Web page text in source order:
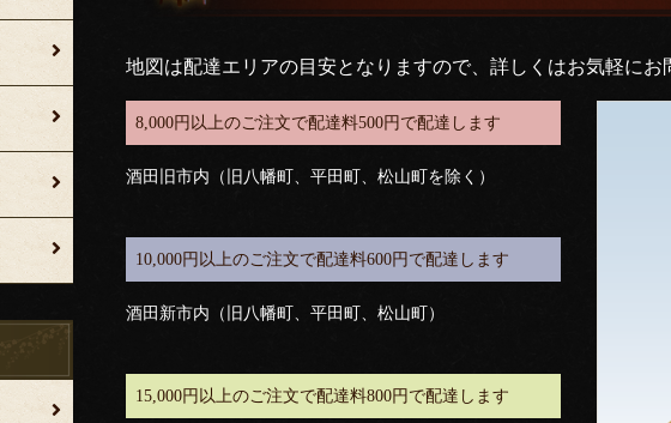
地図は配達エリアの目安となりますので、詳しくはお気軽にお
8,000円以上のご注文で配達料500円で配達します
酒田旧市内（旧八幡町、平田町、松山町を除く）
10,000円以上のご注文で配達料600円で配達します
酒田新市内（旧八幡町、平田町、松山町）
15,000円以上のご注文で配達料800円で配達します